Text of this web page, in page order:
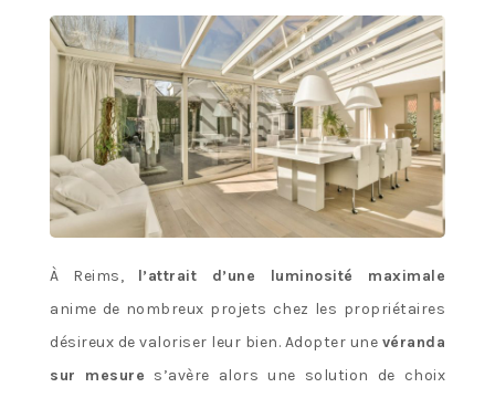
À Reims, l’attrait d’une luminosité maximale
anime de nombreux projets chez les propriétaires
désireux de valoriser leur bien. Adopter une véranda
sur mesure s’avère alors une solution de choix